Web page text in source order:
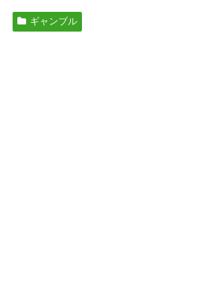
ギャンブル